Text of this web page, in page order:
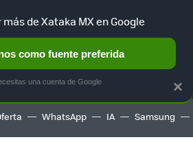
HOME AUTO TERRITORIO
WhatsApp IA Samsung
×
más de Xataka MX en Google
como fuente preferida
una cuenta de Google